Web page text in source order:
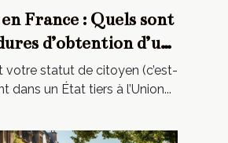
France : Quels sont
d’obtention d’un
votre statut de citoyen (c’est-
dans un État tiers à l’Union...